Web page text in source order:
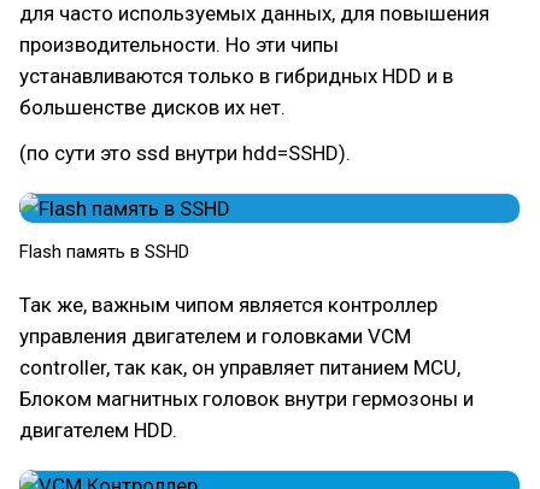
для часто используемых данных, для повышения
производительности. Но эти чипы
устанавливаются только в гибридных HDD и в
большенстве дисков их нет.
(по сути это ssd внутри hdd=SSHD).
Flash память в SSHD
Так же, важным чипом является контроллер
управления двигателем и головками VCM
controller, так как, он управляет питанием MCU,
Блоком магнитных головок внутри гермозоны и
двигателем HDD.